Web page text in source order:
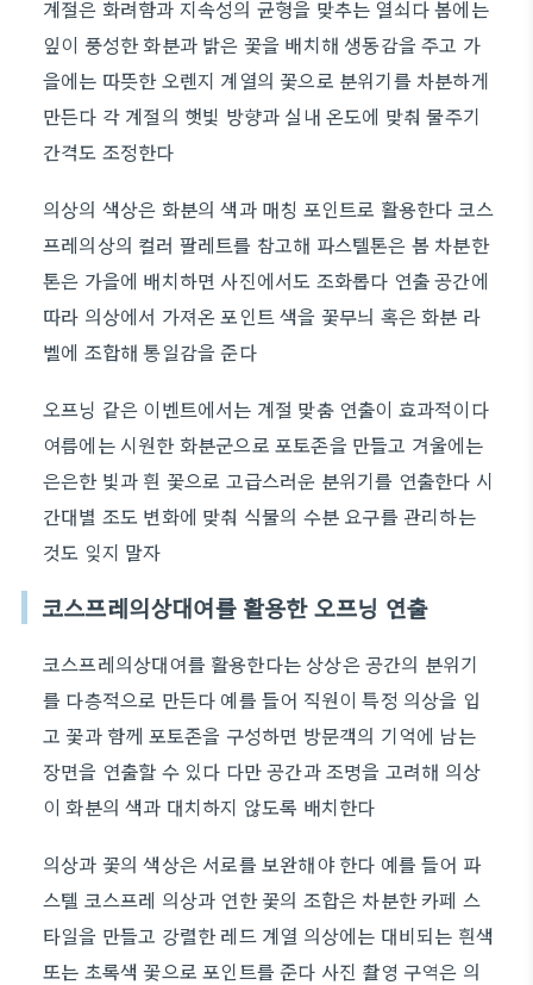
계절은 화려함과 지속성의 균형을 맞추는 열쇠다 봄에는
잎이 풍성한 화분과 밝은 꽃을 배치해 생동감을 주고 가
을에는 따뜻한 오렌지 계열의 꽃으로 분위기를 차분하게
만든다 각 계절의 햇빛 방향과 실내 온도에 맞춰 물주기
간격도 조정한다
의상의 색상은 화분의 색과 매칭 포인트로 활용한다 코스
프레의상의 컬러 팔레트를 참고해 파스텔톤은 봄 차분한
톤은 가을에 배치하면 사진에서도 조화롭다 연출 공간에
따라 의상에서 가져온 포인트 색을 꽃무늬 혹은 화분 라
벨에 조합해 통일감을 준다
오프닝 같은 이벤트에서는 계절 맞춤 연출이 효과적이다
여름에는 시원한 화분군으로 포토존을 만들고 겨울에는
은은한 빛과 흰 꽃으로 고급스러운 분위기를 연출한다 시
간대별 조도 변화에 맞춰 식물의 수분 요구를 관리하는
것도 잊지 말자
코스프레의상대여를 활용한 오프닝 연출
코스프레의상대여를 활용한다는 상상은 공간의 분위기
를 다층적으로 만든다 예를 들어 직원이 특정 의상을 입
고 꽃과 함께 포토존을 구성하면 방문객의 기억에 남는
장면을 연출할 수 있다 다만 공간과 조명을 고려해 의상
이 화분의 색과 대치하지 않도록 배치한다
의상과 꽃의 색상은 서로를 보완해야 한다 예를 들어 파
스텔 코스프레 의상과 연한 꽃의 조합은 차분한 카페 스
타일을 만들고 강렬한 레드 계열 의상에는 대비되는 흰색
또는 초록색 꽃으로 포인트를 준다 사진 촬영 구역은 의